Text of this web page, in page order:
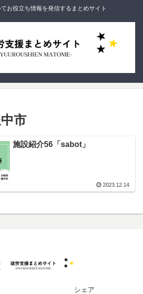
お役立ち情報を発信するまとめサイト
市
施設紹介56「sabot」
2023.12.14
シェア